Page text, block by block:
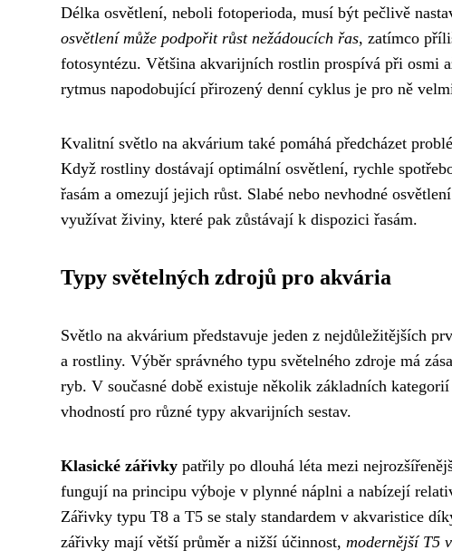
Délka osvětlení, neboli fotoperioda, musí být pečlivě
osvětlení může podpořit růst nežádoucích řas, zatímco
fotosyntézu. Většina akvarijních rostlin prospívá při osmi
rytmus napodobující přirozený denní cyklus je pro ně
Kvalitní světlo na akvárium také pomáhá předcházet
Když rostliny dostávají optimální osvětlení, rychle
řasám a omezují jejich růst. Slabé nebo nevhodné
využívat živiny, které pak zůstávají k dispozici řasám.
Typy světelných zdrojů pro akvária
Světlo na akvárium představuje jeden z nejdůležitějších
a rostliny. Výběr správného typu světelného zdroje má
ryb. V současné době existuje několik základních
vhodností pro různé typy akvarijních sestav.
Klasické zářivky patřily po dlouhá léta mezi
fungují na principu výboje v plynné náplni a nabízejí
Zářivky typu T8 a T5 se staly standardem v akvaristice
zářivky mají větší průměr a nižší účinnost, modernější T5